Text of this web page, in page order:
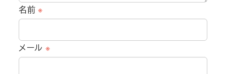
名前※
メール ※